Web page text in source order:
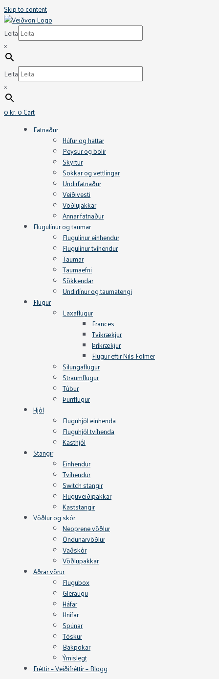
Skip to content
Leita
×
Leita
×
0kr.0Cart
Fatnaður
Húfur og hattar
Peysur og bolir
Skyrtur
Sokkar og vettlingar
Undirfatnaður
Veiðivesti
Vöðlujakkar
Annar fatnaður
Flugulínur og taumar
Flugulínur einhendur
Flugulínur tvíhendur
Taumar
Taumaefni
Sökkendar
Undirlínur og taumatengi
Flugur
Laxaflugur
Frances
Tvíkrækjur
Þríkrækjur
Flugur eftir Nils Folmer
Silungaflugur
Straumflugur
Túbur
Þurrflugur
Hjól
Fluguhjól einhenda
Fluguhjól tvíhenda
Kasthjól
Stangir
Einhendur
Tvíhendur
Switch stangir
Fluguveiðipakkar
Kaststangir
Vöðlur og skór
Neoprene vöðlur
Öndunarvöðlur
Vaðskór
Vöðlupakkar
Aðrar vörur
Flugubox
Gleraugu
Háfar
Hnífar
Spúnar
Töskur
Bakpokar
Ýmislegt
Fréttir – Veiðifréttir – Blogg